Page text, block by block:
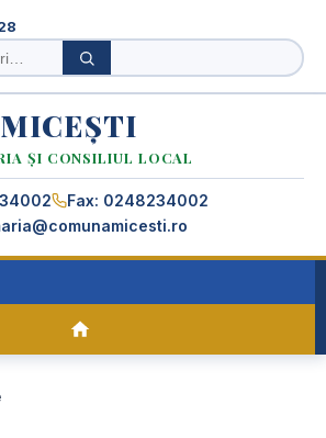
Caută
MICEȘTI
ȘI CONSILIUL LOCAL
Fax: 0248234002